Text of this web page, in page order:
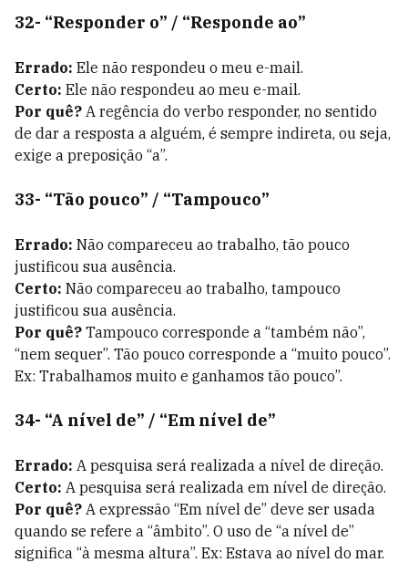
32- “Responder o” / “Responde ao”
Errado: Ele não respondeu o meu e-mail.
Certo: Ele não respondeu ao meu e-mail.
Por quê? A regência do verbo responder, no sentido
de dar a resposta a alguém, é sempre indireta, ou seja,
exige a preposição “a”.
33- “Tão pouco” / “Tampouco”
Errado: Não compareceu ao trabalho, tão pouco
justificou sua ausência.
Certo: Não compareceu ao trabalho, tampouco
justificou sua ausência.
Por quê? Tampouco corresponde a “também não”,
“nem sequer”. Tão pouco corresponde a “muito pouco”.
Ex: Trabalhamos muito e ganhamos tão pouco”.
34- “A nível de” / “Em nível de”
Errado: A pesquisa será realizada a nível de direção.
Certo: A pesquisa será realizada em nível de direção.
Por quê? A expressão “Em nível de” deve ser usada
quando se refere a “âmbito”. O uso de “a nível de”
significa “à mesma altura”. Ex: Estava ao nível do mar.